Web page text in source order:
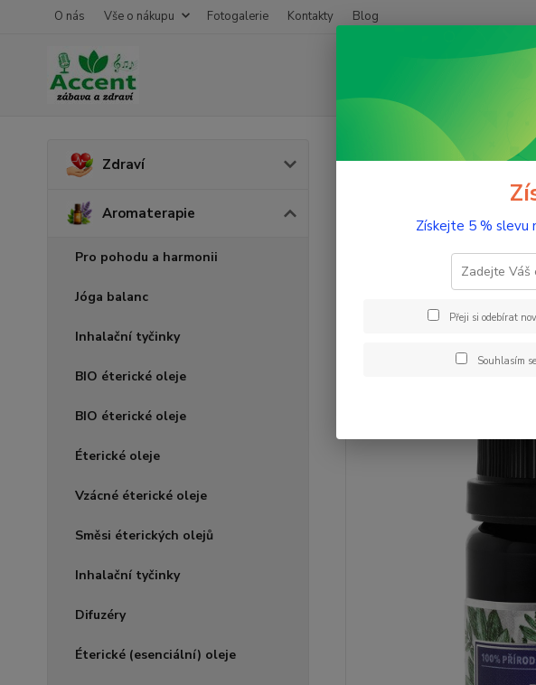
O nás Vše o nákupu Fotogalerie Kontakty Blog
Zdraví
Aromaterapie
Pro pohodu a harmonii
Jóga balanc
Inhalační tyčinky
BIO éterické oleje
BIO éterické oleje
Éterické oleje
Vzácné éterické oleje
Směsi éterických olejů
Inhalační tyčinky
Difuzéry
Éterické (esenciální) oleje
Aromaterapie
Bio Tea tree
Získejte 5 % slevu
Přeji si odebírat
Souhlasím se